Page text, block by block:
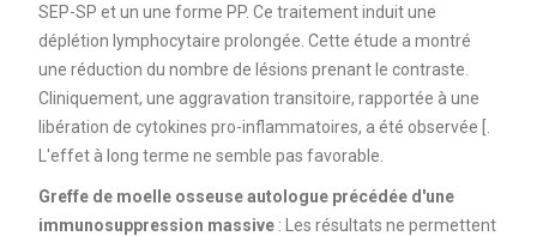
SEP-SP et un une forme PP. Ce traitement induit une
déplétion lymphocytaire prolongée. Cette étude a montré
une réduction du nombre de lésions prenant le contraste.
Cliniquement, une aggravation transitoire, rapportée à une
libération de cytokines pro-inflammatoires, a été observée [.
L'effet à long terme ne semble pas favorable.
Greffe de moelle osseuse autologue précédée d'une
immunosuppression massive: Les résultats ne permettent